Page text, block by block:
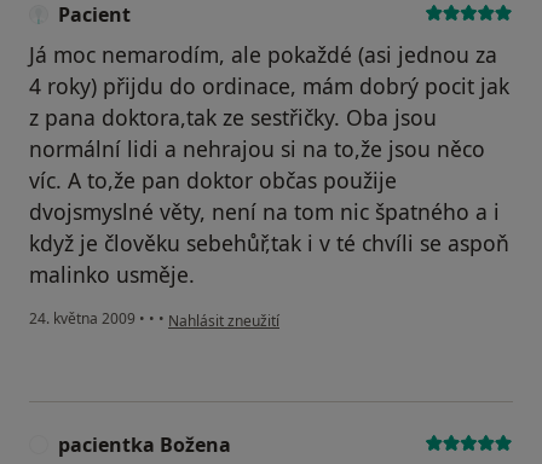
Pacient
Já moc nemarodím, ale pokaždé (asi jednou za
4 roky) přijdu do ordinace, mám dobrý pocit jak
z pana doktora,tak ze sestřičky. Oba jsou
normální lidi a nehrajou si na to,že jsou něco
víc. A to,že pan doktor občas použije
dvojsmyslné věty, není na tom nic špatného a i
když je člověku sebehůř,tak i v té chvíli se aspoň
malinko usměje.
24. května 2009 • • • podle názoru uživatele Pacient
Nahlásit zneužití
pacientka Božena